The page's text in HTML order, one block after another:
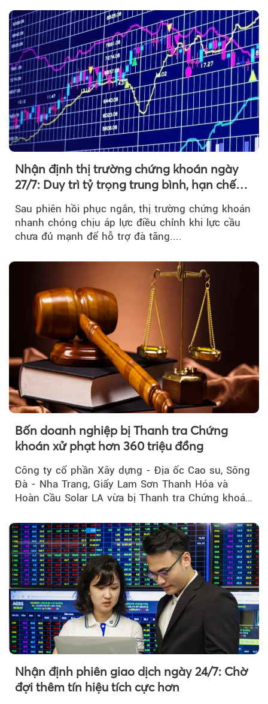
Nhận định thị trường chứng khoán ngày
27/7: Duy trì tỷ trọng trung bình, hạn chế
Sau phiên hồi phục ngắn, thị trường chứng khoán
nhanh chóng chịu áp lực điều chỉnh khi lực cầu
chưa đủ mạnh để hỗ trợ đà tăng....
Bốn doanh nghiệp bị Thanh tra Chứng
khoán xử phạt hơn 360 triệu đồng
Công ty cổ phần Xây dựng - Địa ốc Cao su, Sông
Đà - Nha Trang, Giấy Lam Sơn Thanh Hóa và
Hoàn Cầu Solar LA vừa bị Thanh tra Chứng khoán
do vi phạm quy định về công bố thông tin trên
thị trường chứng khoán.
Nhận định phiên giao dịch ngày 24/7: Chờ
đợi thêm tín hiệu tích cực hơn